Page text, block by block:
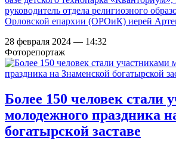
руководитель отдела религиозного
Орловской епархии (ОРОиК) иерей
28 февраля 2024 — 14:32
Фоторепортаж
Более 150 человек стали
молодежного праздника
богатырской заставе